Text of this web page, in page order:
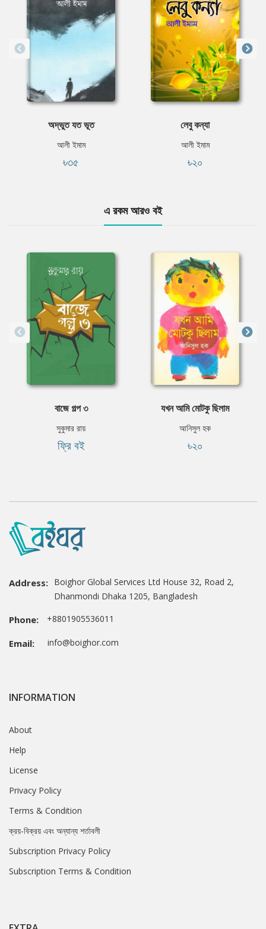
অদ্ভুত যত ভূত
আলী ইমাম
৳৩৫
লেবু কন্যা
আলী ইমাম
৳২০
এ রকম আরও বই
বাজে গল্প ৩
সুকুমার রায়
ফ্রি বই
যখন আমি মোটকু ছিলাম
আনিসুল হক
৳২০
Address: Boighor Global Services Ltd House 32, Road 2,
Dhanmondi Dhaka 1205, Bangladesh
Phone: +8801905536011
Email: info@boighor.com
INFORMATION
About
Help
License
Privacy Policy
Terms & Condition
ক্রয়-বিক্রয় এবং অন্যান্য শর্তাবলী
Subscription Privacy Policy
Subscription Terms & Condition